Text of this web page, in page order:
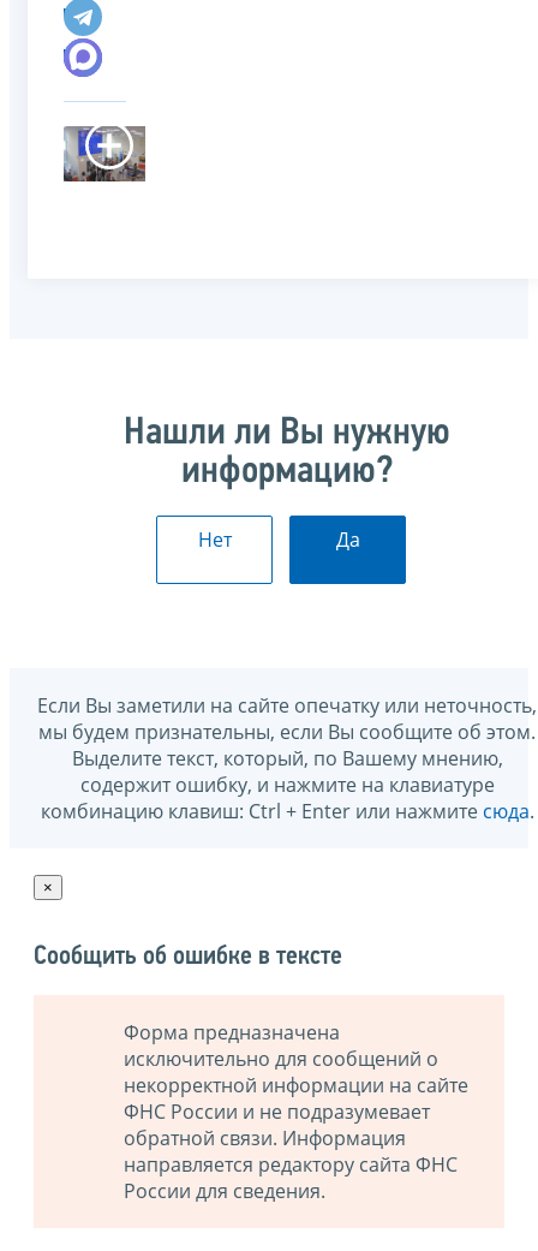
Нашли ли Вы нужную
информацию?
Нет Да
Если Вы заметили на сайте опечатку или неточность,
мы будем признательны, если Вы сообщите об этом.
Выделите текст, который, по Вашему мнению,
содержит ошибку, и нажмите на клавиатуре
комбинацию клавиш: Ctrl + Enter или нажмите сюда.
×
Сообщить об ошибке в тексте
Форма предназначена
исключительно для сообщений о
некорректной информации на сайте
ФНС России и не подразумевает
обратной связи. Информация
направляется редактору сайта ФНС
России для сведения.